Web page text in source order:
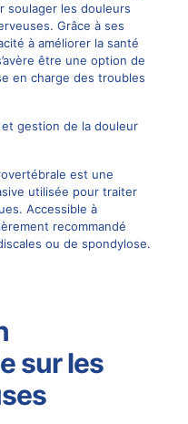
soulager les douleurs
Grâce à ses
à améliorer la santé
être une option de
en charge des troubles
gestion de la douleur
est une
utilisée pour traiter
Accessible à
recommandé
ou de spondylose.
sur les